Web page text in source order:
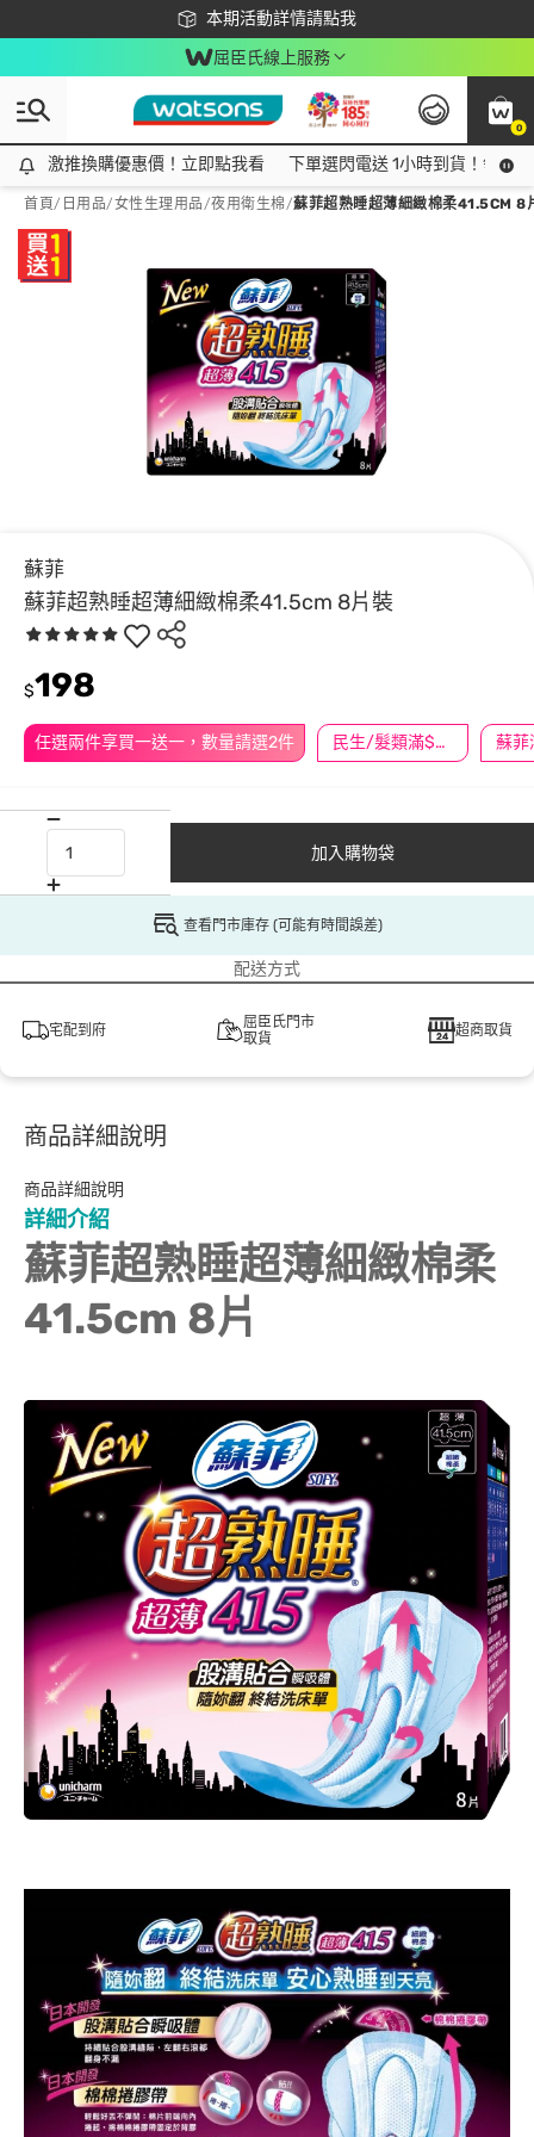
本期活動詳情請點我
下載app最高回饋$350
屈臣氏線上服務
0
激推換購優惠價！立即點我看
激推換購優惠價！立即點我看 下單選閃電送 1小時到貨！領神
首頁/ 日用品/女性生理用品/夜用衛生棉/蘇菲超熟睡超薄細緻棉柔41.5CM 8
蘇菲
蘇菲超熟睡超薄細緻棉柔41.5cm 8片裝
任選兩件享買一送一，數量請選2件 民生/髮類滿$388送舒潔冰巾
$198
加入購物袋
查看門市庫存 (可能有時間誤差)
配送方式
宅配到府
屈臣氏門市
取貨
超商取貨
商品詳細說明
商品詳細說明
詳細介紹
蘇菲超熟睡超薄細緻棉柔
41.5cm 8片